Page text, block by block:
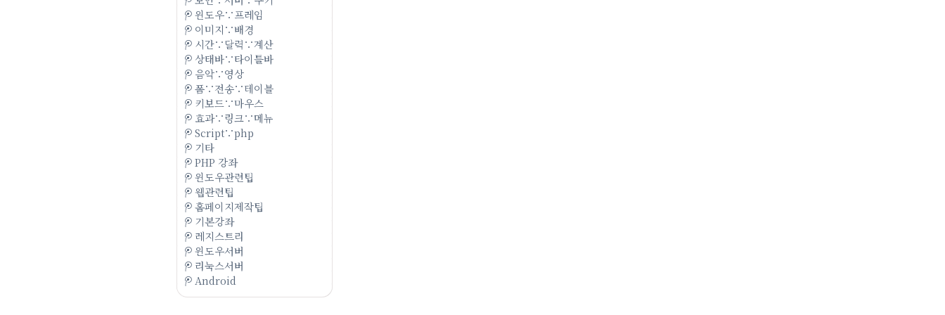
윈도우∵프레임
이미지∵배경
시간∵달력∵계산
상태바∵타이틀바
음악∵영상
폼∵전송∵테이블
키보드∵마우스
효과∵링크∵메뉴
Script∵php
기타
PHP 강좌
윈도우관련팁
웹관련팁
홈페이지제작팁
기본강좌
레지스트리
윈도우서버
리눅스서버
Android